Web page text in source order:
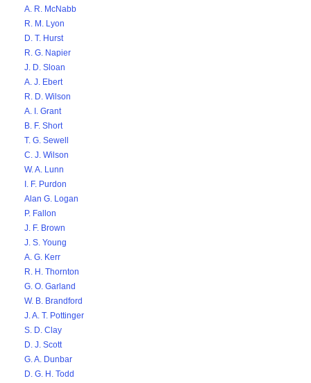
A. R. McNabb
R. M. Lyon
D. T. Hurst
R. G. Napier
J. D. Sloan
A. J. Ebert
R. D. Wilson
A. I. Grant
B. F. Short
T. G. Sewell
C. J. Wilson
W. A. Lunn
I. F. Purdon
Alan G. Logan
P. Fallon
J. F. Brown
J. S. Young
A. G. Kerr
R. H. Thornton
G. O. Garland
W. B. Brandford
J. A. T. Pottinger
S. D. Clay
D. J. Scott
G. A. Dunbar
D. G. H. Todd